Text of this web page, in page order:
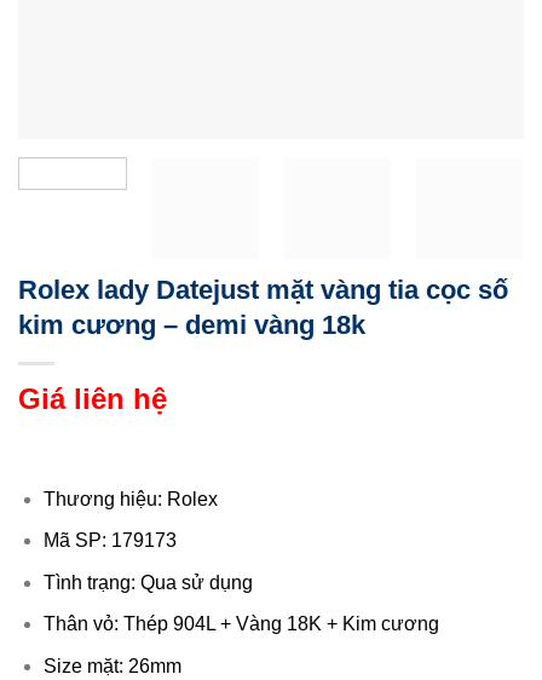
Rolex lady Datejust mặt vàng tia cọc số
kim cương – demi vàng 18k
Giá liên hệ
Thương hiệu: Rolex
Mã SP: 179173
Tình trạng: Qua sử dụng
Thân vỏ: Thép 904L + Vàng 18K + Kim cương
Size mặt: 26mm